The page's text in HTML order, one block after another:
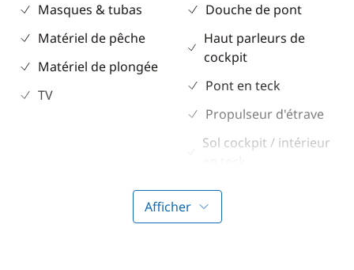
Masques & tubas
Matériel de pêche
Matériel de plongée
TV
Douche de pont
Haut parleurs de
cockpit
Pont en teck
Propulseur d'étrave
Sol cockpit / intérieur
Table de cockpit
Winch électrique
Afficher